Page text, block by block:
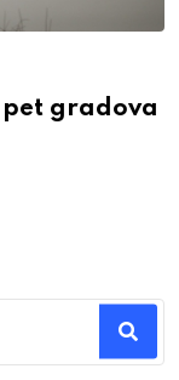
pet gradova